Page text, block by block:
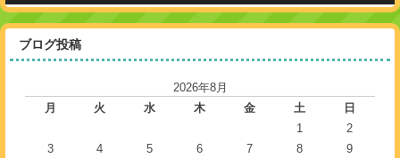
ブログ投稿
2026年8月
月
火 水 木 金 土 日
1
2
3
4 5 6 7 8
9